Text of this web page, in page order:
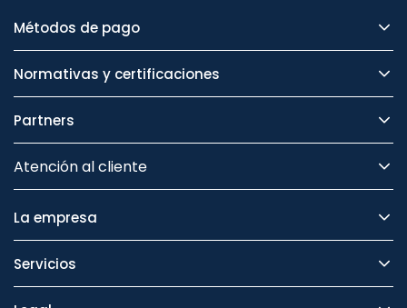
Métodos de pago
Normativas y certificaciones
Partners
Atención al cliente
La empresa
Servicios